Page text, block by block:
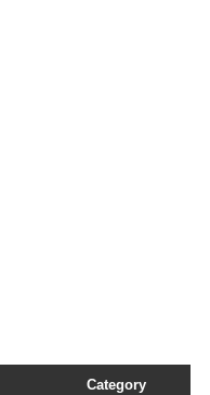
Category